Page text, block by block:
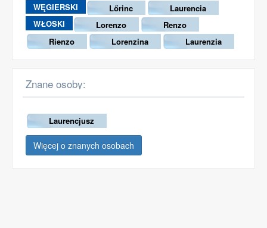
WĘGIERSKI
Lőrinc
Laurencia
WŁOSKI
Lorenzo
Renzo
Rienzo
Lorenzina Laurenzia
Znane osoby:
Laurencjusz
Więcej o znanych osobach